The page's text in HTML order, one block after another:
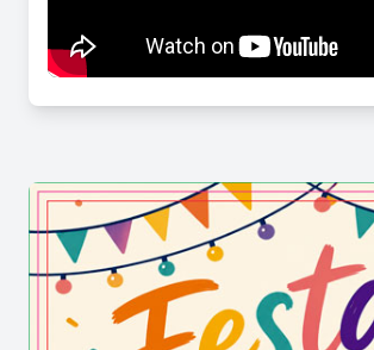
militar al Regiment de Cavalleria de
1726, l’Exèrcit el trasllada a València
també, a l’Hospital Reial. El 1727,
cirurgià major de l’Armada Joan
convenç Virgili perquè es passi a la
anys després, s’embarca pel seu
Amèrica. Més endavant, viatja a Orà i